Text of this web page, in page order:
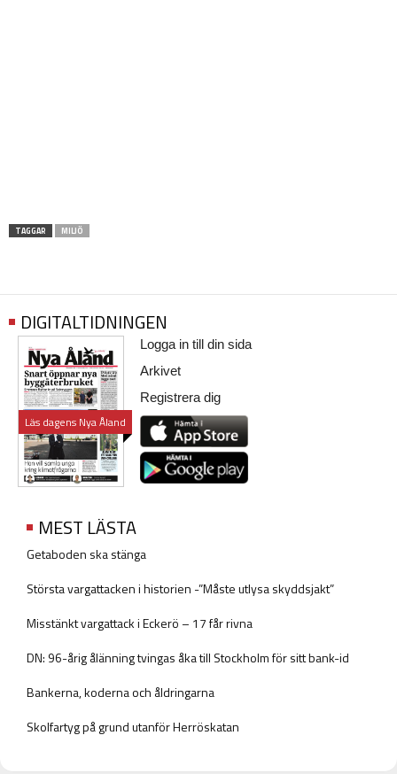
TAGGAR MILJÖ
DIGITALTIDNINGEN
Läs dagens Nya Åland
Logga in till din sida
Arkivet
Registrera dig
MEST LÄSTA
Getaboden ska stänga
Största vargattacken i historien -”Måste utlysa skyddsjakt”
Misstänkt vargattack i Eckerö – 17 får rivna
DN: 96-årig ålänning tvingas åka till Stockholm för sitt bank-id
Bankerna, koderna och åldringarna
Skolfartyg på grund utanför Herröskatan